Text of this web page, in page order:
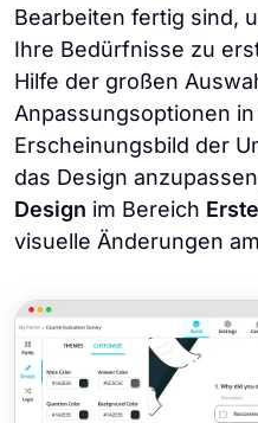
Bearbeiten fertig sind,
Ihre Bedürfnisse zu
Hilfe der großen
Anpassungsoptionen
Erscheinungsbild der
das Design
Design im Bereich
visuelle Änderungen